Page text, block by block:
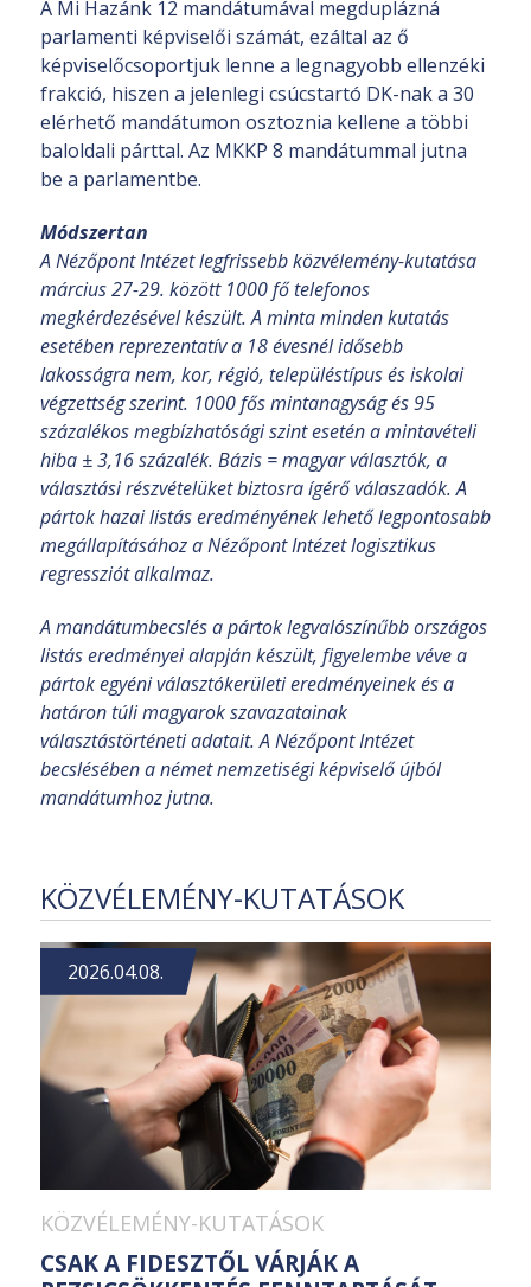
A Mi Hazánk 12 mandátumával megduplázná
parlamenti képviselői számát, ezáltal az ő
képviselőcsoportjuk lenne a legnagyobb ellenzéki
frakció, hiszen a jelenlegi csúcstartó DK-nak a 30
elérhető mandátumon osztoznia kellene a többi
baloldali párttal. Az MKKP 8 mandátummal jutna
be a parlamentbe.
Módszertan
A Nézőpont Intézet legfrissebb közvélemény-kutatása
március 27-29. között 1000 fő telefonos
megkérdezésével készült. A minta minden kutatás
esetében reprezentatív a 18 évesnél idősebb
lakosságra nem, kor, régió, településtípus és iskolai
végzettség szerint. 1000 fős mintanagyság és 95
százalékos megbízhatósági szint esetén a mintavételi
hiba ± 3,16 százalék. Bázis = magyar választók, a
választási részvételüket biztosra ígérő válaszadók. A
pártok hazai listás eredményének lehető legpontosabb
megállapításához a Nézőpont Intézet logisztikus
regressziót alkalmaz.
A mandátumbecslés a pártok legvalószínűbb országos
listás eredményei alapján készült, figyelembe véve a
pártok egyéni választókerületi eredményeinek és a
határon túli magyarok szavazatainak
választástörténeti adatait. A Nézőpont Intézet
becslésében a német nemzetiségi képviselő újból
mandátumhoz jutna.
KÖZVÉLEMÉNY-KUTATÁSOK
2026.04.08.
KÖZVÉLEMÉNY-KUTATÁSOK
CSAK A FIDESZTŐL VÁRJÁK A